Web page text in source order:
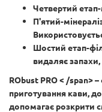
Четвертий
П'ятий-
Шостий етап-
видаляє
RObust PRO < /span>
приготування кави,
допомагає розкрити